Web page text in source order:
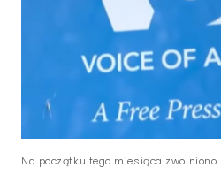
Na początku tego miesiąca